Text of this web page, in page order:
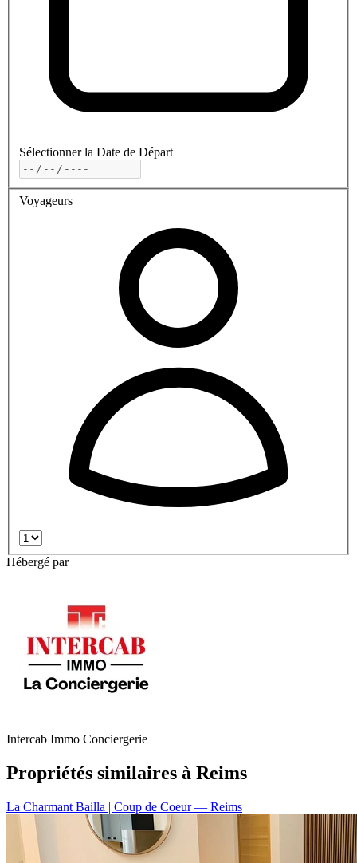
Sélectionner la Date de Départ
Voyageurs
Hébergé par
Intercab Immo Conciergerie
Propriétés similaires à Reims
La Charmant Bailla | Coup de Coeur— Reims